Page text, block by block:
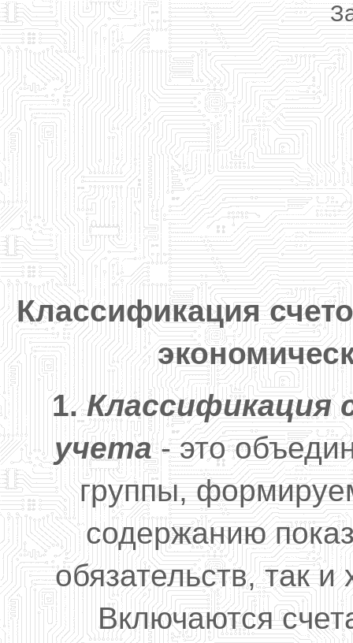
Классификация
1. Классификация
учета- это
группы,
содержанию
обязательств, так
Включаются